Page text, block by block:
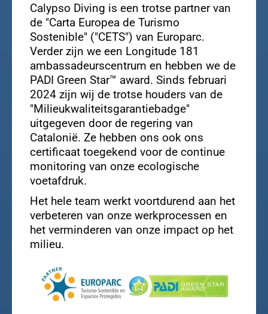
Calypso Diving is een trotse partner van
de "Carta Europea de Turismo
Sostenible" ("CETS") van Europarc.
Verder zijn we een Longitude 181
ambassadeurscentrum en hebben we de
PADI Green Star™ award. Sinds februari
2024 zijn wij de trotse houders van de
"Milieukwaliteitsgarantiebadge"
uitgegeven door de regering van
Catalonië. Ze hebben ons ook ons
certificaat toegekend voor de continue
monitoring van onze ecologische
voetafdruk.
Het hele team werkt voortdurend aan het
verbeteren van onze werkprocessen en
het verminderen van onze impact op het
milieu.